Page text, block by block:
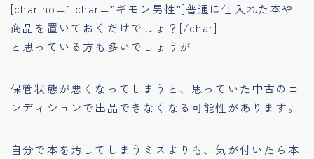
[char no=1 char=”ギモン男性”]普通に仕入れた本や
商品を置いておくだけでしょ？[/char]
と思っている方も多いでしょうが
保管状態が悪くなってしまうと、思っていた中古のコ
ンディションで出品できなくなる可能性があります。
自分で本を汚してしまうミスよりも、気が付いたら本